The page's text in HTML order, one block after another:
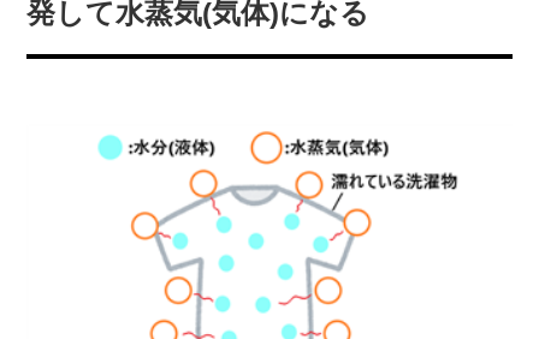
発して水蒸気(気体)になる